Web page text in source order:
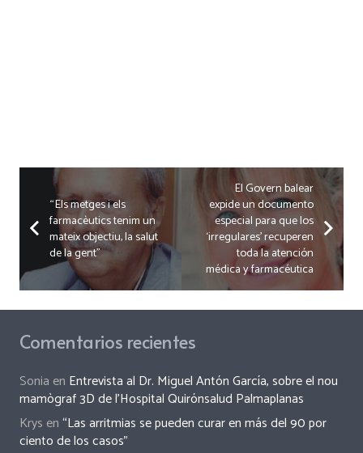
“Els metges i els
farmacèutics tenim un
mateix objectiu, la salut
de la gent”
El Govern balear
expide un documento
especial para que los
‘irregulares’ recuperen
toda la atención
médica y farmacéutica
Comentarios recientes
Sonia en Entrevista al Dr. Miguel Antón García, sobre el nou
mamògraf 3D de l’Hospital Quirónsalud Palmaplanas
Krys en“Las arritmias se pueden curar en más del 90 por
ciento de los casos”